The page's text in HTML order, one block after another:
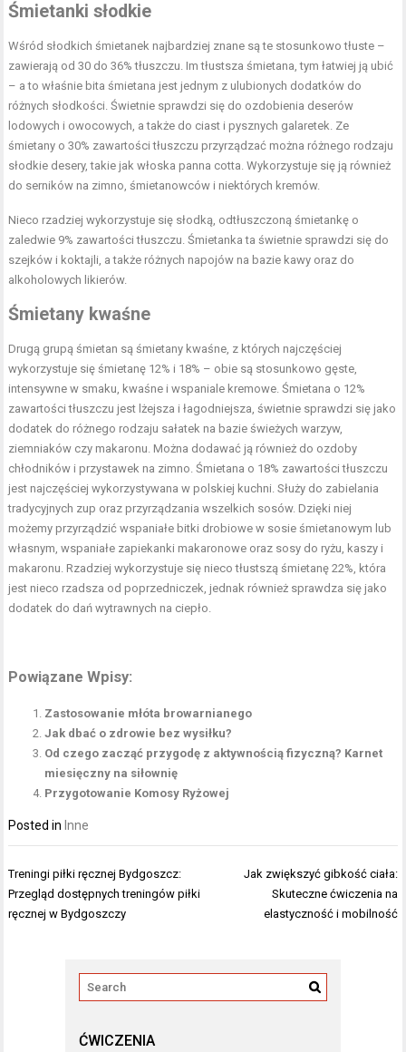
Śmietanki słodkie
Wśród słodkich śmietanek najbardziej znane są te stosunkowo tłuste –
zawierają od 30 do 36% tłuszczu. Im tłustsza śmietana, tym łatwiej ją ubić
– a to właśnie bita śmietana jest jednym z ulubionych dodatków do
różnych słodkości. Świetnie sprawdzi się do ozdobienia deserów
lodowych i owocowych, a także do ciast i pysznych galaretek. Ze
śmietany o 30% zawartości tłuszczu przyrządzać można różnego rodzaju
słodkie desery, takie jak włoska panna cotta. Wykorzystuje się ją również
do serników na zimno, śmietanowców i niektórych kremów.
Nieco rzadziej wykorzystuje się słodką, odtłuszczoną śmietankę o
zaledwie 9% zawartości tłuszczu. Śmietanka ta świetnie sprawdzi się do
szejków i koktajli, a także różnych napojów na bazie kawy oraz do
alkoholowych likierów.
Śmietany kwaśne
Drugą grupą śmietan są śmietany kwaśne, z których najczęściej
wykorzystuje się śmietanę 12% i 18% – obie są stosunkowo gęste,
intensywne w smaku, kwaśne i wspaniale kremowe. Śmietana o 12%
zawartości tłuszczu jest lżejsza i łagodniejsza, świetnie sprawdzi się jako
dodatek do różnego rodzaju sałatek na bazie świeżych warzyw,
ziemniaków czy makaronu. Można dodawać ją również do ozdoby
chłodników i przystawek na zimno. Śmietana o 18% zawartości tłuszczu
jest najczęściej wykorzystywana w polskiej kuchni. Służy do zabielania
tradycyjnych zup oraz przyrządzania wszelkich sosów. Dzięki niej
możemy przyrządzić wspaniałe bitki drobiowe w sosie śmietanowym lub
własnym, wspaniałe zapiekanki makaronowe oraz sosy do ryżu, kaszy i
makaronu. Rzadziej wykorzystuje się nieco tłustszą śmietanę 22%, która
jest nieco rzadsza od poprzedniczek, jednak również sprawdza się jako
dodatek do dań wytrawnych na ciepło.
Powiązane Wpisy:
Zastosowanie młóta browarnianego
Jak dbać o zdrowie bez wysiłku?
Od czego zacząć przygodę z aktywnością fizyczną? Karnet
miesięczny na siłownię
Przygotowanie Komosy Ryżowej
Posted in Inne
Nawigacja
wpisu
Treningi piłki ręcznej Bydgoszcz:
Przegląd dostępnych treningów piłki
ręcznej w Bydgoszczy
Jak zwiększyć gibkość ciała:
Skuteczne ćwiczenia na
elastyczność i mobilność
ĆWICZENIA